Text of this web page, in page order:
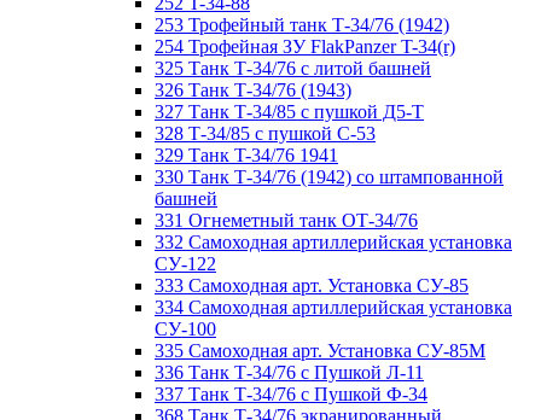
253 Трофейный танк Т-34/76 (1942)
254 Трофейная ЗУ FlakPanzer T-34(r)
325 Танк Т-34/76 с литой башней
326 Танк Т-34/76 (1943)
327 Танк Т-34/85 с пушкой Д5-Т
328 Т-34/85 с пушкой С-53
329 Танк T-34/76 1941
330 Танк Т-34/76 (1942) со штампованной
башней
331 Огнеметный танк ОТ-34/76
332 Самоходная артиллерийская установка
СУ-122
333 Самоходная арт. Установка СУ-85
334 Самоходная артиллерийская установка
СУ-100
335 Самоходная арт. Установка СУ-85М
336 Танк Т-34/76 с Пушкой Л-11
337 Танк Т-34/76 с Пушкой Ф-34
368 Танк Т-34/76 экранированный